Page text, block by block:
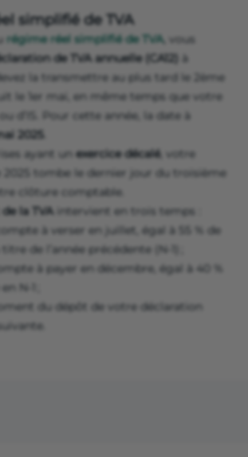
simplifié de TVA
régime réel simplifié de TVA, vous
de TVA annuelle (CA12)
à
la transmettre au plus tard le 2ème
le 1er mai, en même temps que votre
d’IS. Pour cette année, la date à
2025
ayant un exercice décalé, votre
2025 tombe le dernier jour du troisième
clôture comptable.
la TVA intervient en trois temps :
à verser en juillet, égal à 55 % de
de l’année précédente (N-1) ;
à payer en décembre, égal à 40 %
N-1 ;
du dépôt de votre déclaration